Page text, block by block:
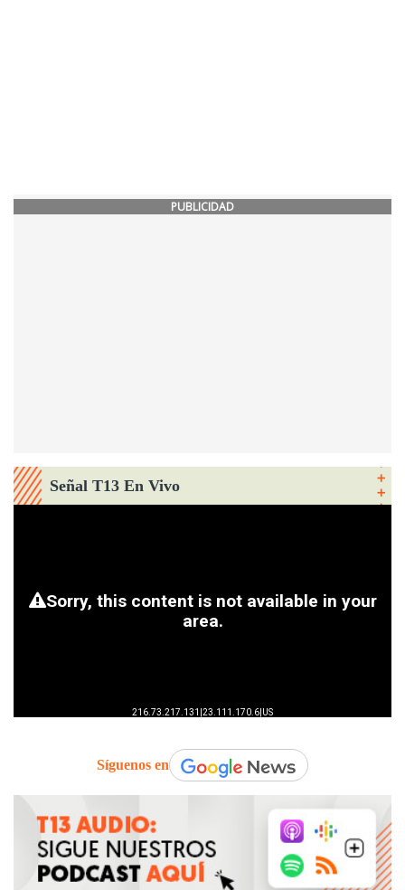
PUBLICIDAD
Señal T13 En Vivo
Síguenos en